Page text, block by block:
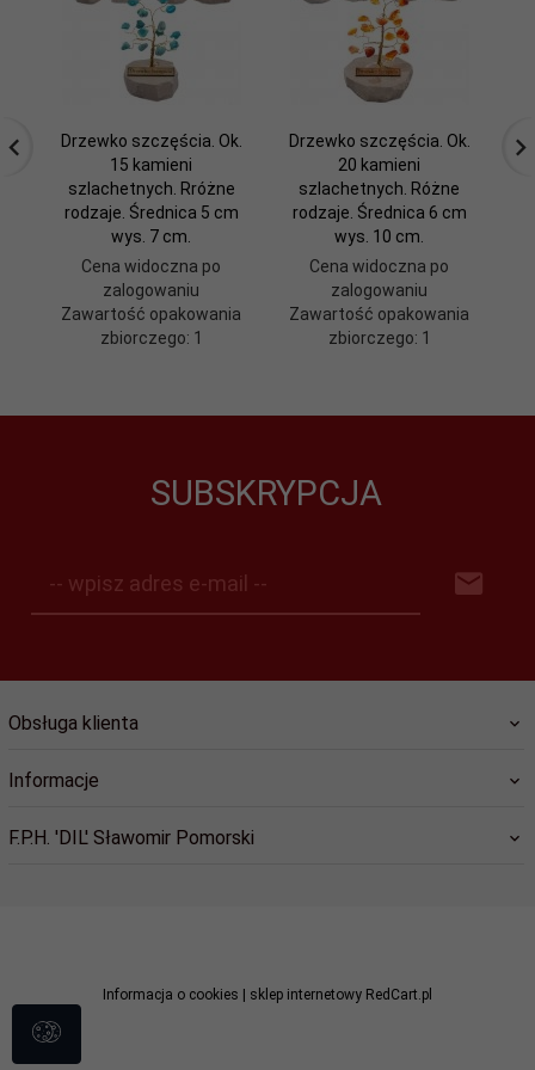
Drzewko szczęścia. Ok.
15 kamieni
szlachetnych. Rróżne
rodzaje. Średnica 5 cm
wys. 7 cm.
Cena widoczna po
zalogowaniu
Zawartość opakowania
zbiorczego: 1
Drzewko szczęścia. Ok.
20 kamieni
szlachetnych. Różne
rodzaje. Średnica 6 cm
wys. 10 cm.
Cena widoczna po
zalogowaniu
Zawartość opakowania
zbiorczego: 1
SUBSKRYPCJA
-- wpisz adres e-mail --
Obsługa klienta
Informacje
F.P.H. 'DIL' Sławomir Pomorski
Informacja o cookies sklep internetowy RedCart.pl